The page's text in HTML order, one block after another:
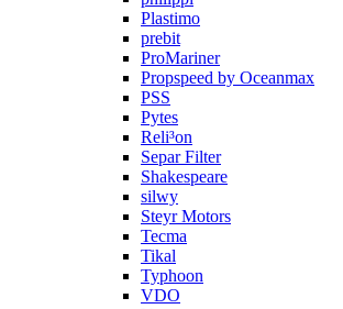
Plastimo
prebit
ProMariner
Propspeed by Oceanmax
PSS
Pytes
Reli³on
Separ Filter
Shakespeare
silwy
Steyr Motors
Tecma
Tikal
Typhoon
VDO